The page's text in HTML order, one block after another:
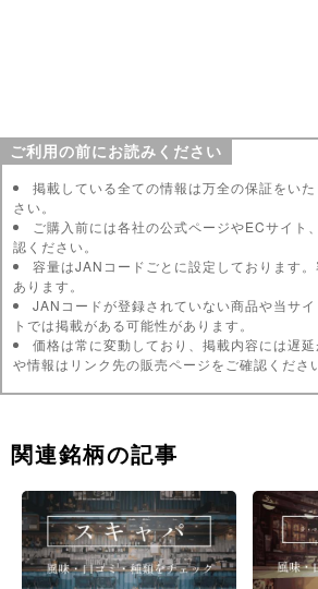
ご利用の前にお読みください
掲載している全ての情報は万全の保証をい
さい。
ご購入前には各社の公式ページやECサイト
認ください。
容量はJANコードごとに設定しております
あります。
JANコードが登録されていない商品や当サ
トでは掲載がある可能性があります。
価格は常に変動しており、掲載内容には遅
や情報はリンク先の販売ページをご確認くださ
関連銘柄の記事